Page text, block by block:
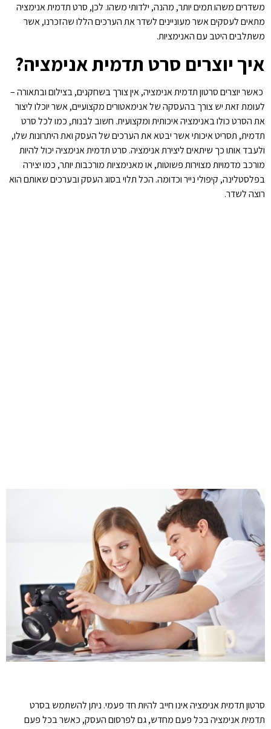
משדרים משהו תמים יותר, מהנה, ילדותי משהו. לכן, סרט תדמית אנימציה
מתאים לעסקים אשר מעוניינים לשדר את הערכים הללו שהזכרנו, אשר
משתלבים היטב עם האנימציות.
איך יוצרים סרט תדמית אנימציה?
כאשר יוצרים סרטון תדמית אנימציה, אין צורך בשחקנים, בצילום ובתאורה –
לעומת זאת יש צורך בהעסקה של אנימאטורים מקצועיים, אשר יוכלו ליצור
את הסרט כולו באנימציה איכותית ומקצועית. חשוב לבנות, כמו לכל סרט
תדמית, תסריט איכותי אשר יבטא את הערכים של העסק ואת היתרונות שלו,
ולעבד אותו כך שיתאים ליצירת אנימציה. סרט תדמית אנימציה יכול להיות
מורכב מדמויות מצוירות פשוטות, או מאנימציות מורכבות יותר, כמו יצירה
בפלסטלינה, קיפולי נייר וכדומה. הכל תלוי בסוג העסק ובערכים שאותם הוא
רוצה לשדר.
סרטון תדמית אנימציה אינו חייב להיות חד פעמי. ניתן להשתמש בסרט
תדמית אנימציה בכל פעם מחדש, גם לפרסום העסק, כאשר בכל פעם